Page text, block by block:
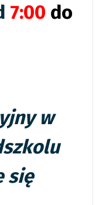
7:00 do
w
się